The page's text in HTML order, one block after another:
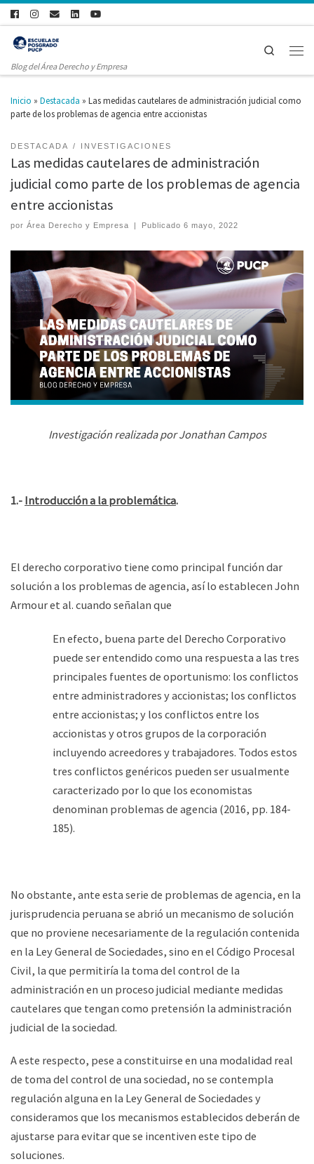
Blog del Área Derecho y Empresa
Search
Inicio » Destacada » Las medidas cautelares de administración judicial como
parte de los problemas de agencia entre accionistas
DESTACADA INVESTIGACIONES
Las medidas cautelares de administración
judicial como parte de los problemas de agencia
entre accionistas
por Área Derecho y Empresa | Publicado6 mayo, 2022
Investigación realizada por Jonathan Campos
1.- Introducción a la problemática.
El derecho corporativo tiene como principal función dar
solución a los problemas de agencia, así lo establecen John
Armour et al. cuando señalan que
En efecto, buena parte del Derecho Corporativo
puede ser entendido como una respuesta a las tres
principales fuentes de oportunismo: los conflictos
entre administradores y accionistas; los conflictos
entre accionistas; y los conflictos entre los
accionistas y otros grupos de la corporación
incluyendo acreedores y trabajadores. Todos estos
tres conflictos genéricos pueden ser usualmente
caracterizado por lo que los economistas
denominan problemas de agencia (2016, pp. 184-
185).
No obstante, ante esta serie de problemas de agencia, en la
jurisprudencia peruana se abrió un mecanismo de solución
que no proviene necesariamente de la regulación contenida
en la Ley General de Sociedades, sino en el Código Procesal
Civil, la que permitiría la toma del control de la
administración en un proceso judicial mediante medidas
cautelares que tengan como pretensión la administración
judicial de la sociedad.
A este respecto, pese a constituirse en una modalidad real
de toma del control de una sociedad, no se contempla
regulación alguna en la Ley General de Sociedades y
consideramos que los mecanismos establecidos deberán de
ajustarse para evitar que se incentiven este tipo de
soluciones.